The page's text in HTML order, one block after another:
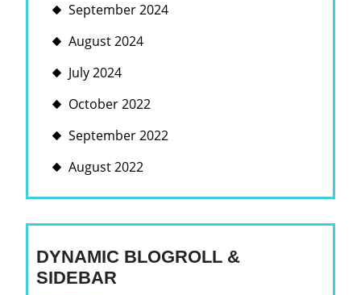
September 2024
August 2024
July 2024
October 2022
September 2022
August 2022
DYNAMIC BLOGROLL &
SIDEBAR